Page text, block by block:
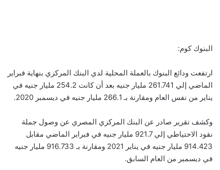
البنوك كوم:
ارتفعت ودائع البنوك بالعملة المحلية لدي البنك المركزي بنهاية فبراير
الماضي إلي 261.741 مليار جنيه بعد أن كانت 254.2 مليار جنيه في
يناير من نفس العام ومقارنة بـ 266.1 مليار جنيه في ديسمبر 2020.
وكشف تقرير صادر عن البنك المركزي المصري عن وصول جملة
نقود الاحتياطي إلي 921.7 مليار جنيه في فبراير الماضي مقابل
914.423 مليار جنيه في يناير 2021 ومقارنة بـ 916.733 مليار جنيه
في ديسمبر من العام السابق.